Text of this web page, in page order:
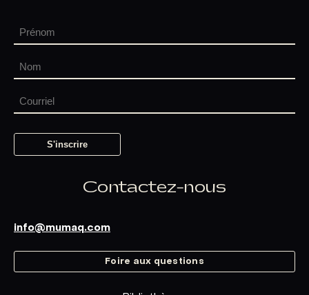
Contactez-nous
info@mumaq.com
Foire aux questions